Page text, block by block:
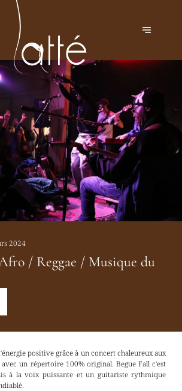
2024
/ Reggae / Musique du
positive grâce à un concert chaleureux aux
avec un répertoire 100% original. Begue Fall c'est
à la voix puissante et un guitariste rythmique